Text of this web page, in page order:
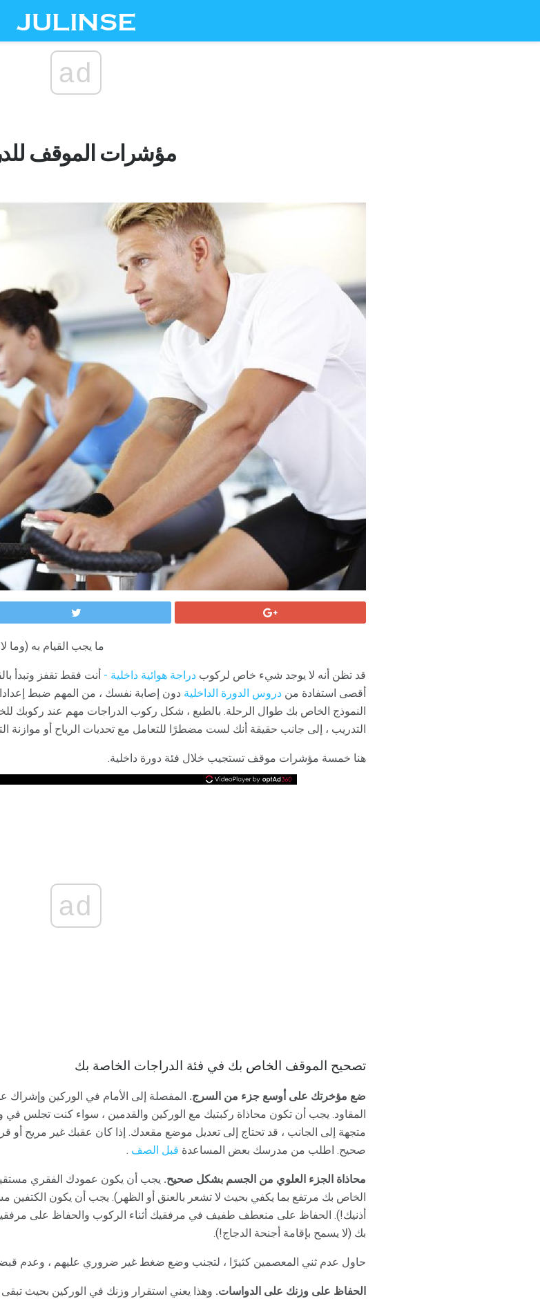
ad
مؤشرات الموقف
ما يجب القيام به
قد تظن أنه لا يوجد شيء خاص لركوب دراجة هوائية داخلية - أنت فقط تقفز وتبدأ
أقصى استفادة من دروس الدورة الداخلية دون إصابة نفسك ، من المهم ضبط
النموذج الخاص بك طوال الرحلة. بالطبع ، شكل ركوب الدراجات مهم عند ركوبك
التدريب ، إلى جانب حقيقة أنك لست مضطرًا للتعامل مع تحديات الرياح أو موازنة
هنا خمسة مؤشرات موقف تستجيب خلال فئة دورة داخلية.
ad
تصحيح الموقف الخاص بك في فئة الدراجات الخاصة بك
ضع مؤخرتك على أوسع جزء من السرج. المفصلة إلى الأمام في الوركين
المقاود. يجب أن تكون محاذاة ركبتيك مع الوركين والقدمين ، سواء كنت تجلس
متجهة إلى الجانب ، قد تحتاج إلى تعديل موضع مقعدك. إذا كان عقبك غير مريح أو
صحيح. اطلب من مدرسك بعض المساعدة قبل الصف .
محاذاة الجزء العلوي من الجسم بشكل صحيح. يجب أن يكون عمودك الفقري
الخاص بك مرتفع بما يكفي بحيث لا تشعر بالعنق أو الظهر). يجب أن يكون
أذنيك!). الحفاظ على منعطف طفيف في مرفقيك أثناء الركوب والحفاظ على
بك (لا يسمح بإقامة أجنحة الدجاج!).
حاول عدم ثني المعصمين كثيرًا ، لتجنب وضع ضغط غير ضروري عليهم ، وعدم قبضة
الحفاظ على وزنك على الدواسات. وهذا يعني استقرار وزنك في الوركين بحيث